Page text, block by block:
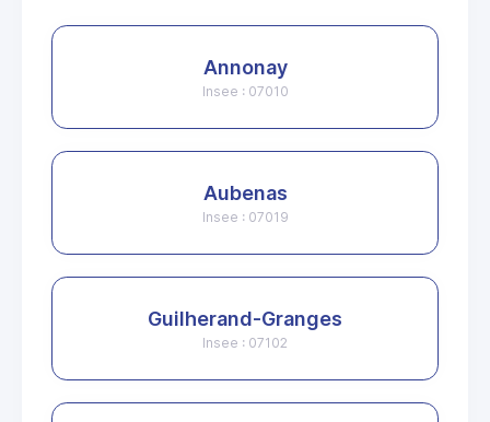
Annonay
Insee : 07010
Aubenas
Insee : 07019
Guilherand-Granges
Insee : 07102